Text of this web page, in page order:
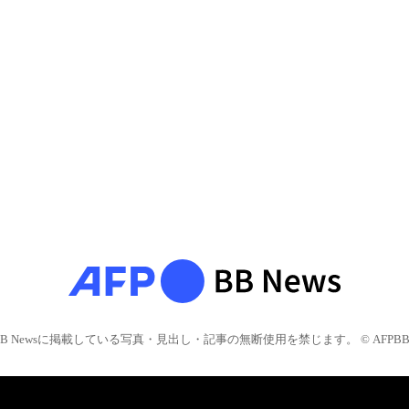
Newsに掲載している写真・見出し・記事の無断使用を禁じます。 © AFPBB